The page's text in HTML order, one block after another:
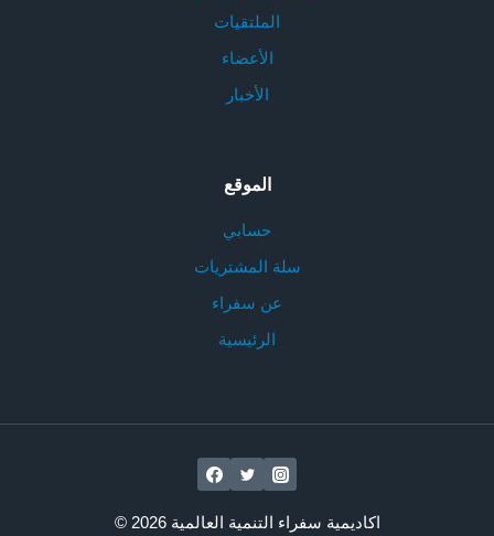
الملتقيات
الأعضاء
الأخبار
الموقع
حسابي
سلة المشتريات
عن سفراء
الرئيسية
© 2026 اكاديمية سفراء التنمية العالمية